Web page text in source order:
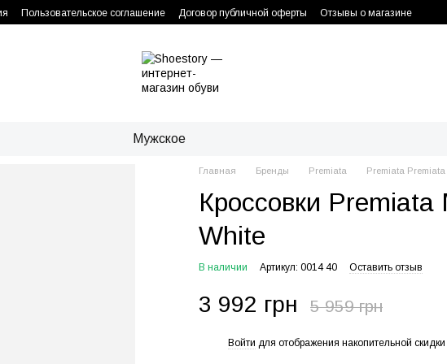
Пользовательское соглашение Договор публичной оферты Отзывы о магазине
Мужское
Главная Бренды Premiata Premiata Premiata
Кроссовки
White
В наличии Артикул: 0014 40 Оставить отзыв
3 992 грн 5 959 грн
Войти для отображения накопительной скидки